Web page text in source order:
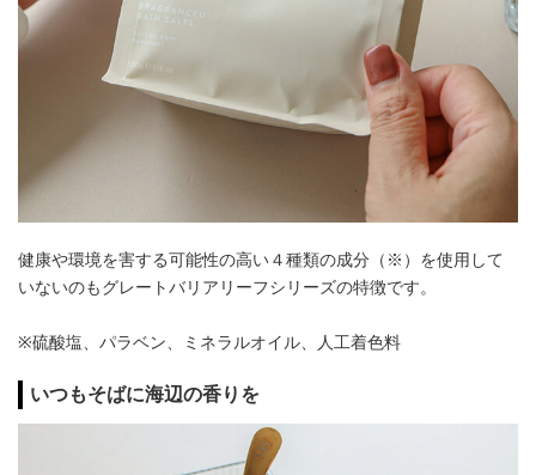
健康や環境を害する可能性の高い４種類の成分（※）を使用して
いないのもグレートバリアリーフシリーズの特徴です。
※硫酸塩、パラベン、ミネラルオイル、人工着色料
いつもそばに海辺の香りを